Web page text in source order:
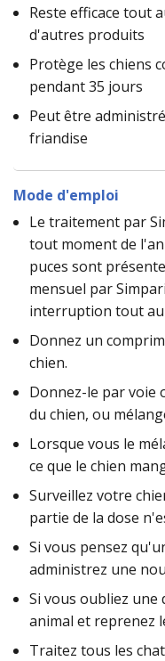
Reste efficace tout
d'autres produits
Protège les chiens
pendant 35 jours
Peut être
friandise
Mode d'emploi
Le traitement par
tout moment de
puces sont
mensuel par
interruption tout au
Donnez un
chien.
Donnez-le par voie
du chien, ou
Lorsque vous le
ce que le chien
Surveillez votre
partie de la dose
Si vous pensez
administrez une
Si vous oubliez une
animal et reprenez
Traitez tous les